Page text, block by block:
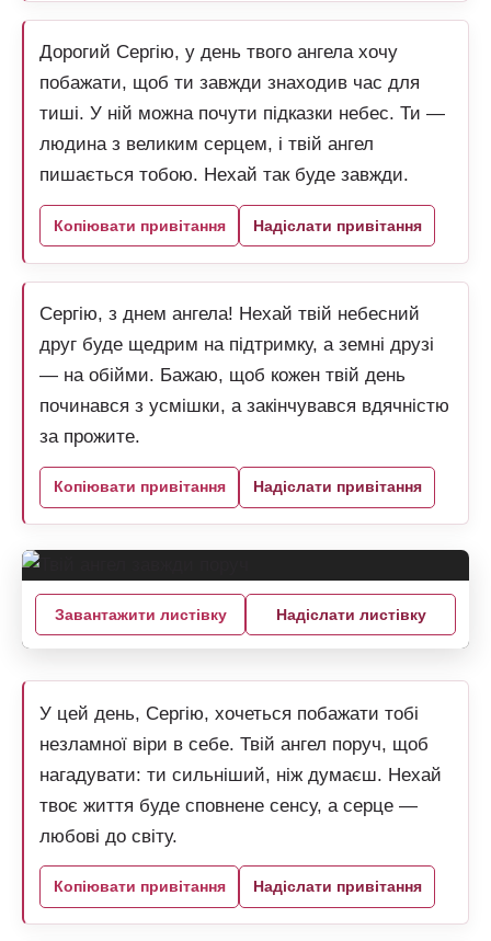
Дорогий Сергію, у день твого ангела хочу
побажати, щоб ти завжди знаходив час для
тиші. У ній можна почути підказки небес. Ти —
людина з великим серцем, і твій ангел
пишається тобою. Нехай так буде завжди.
Копіювати привітання Надіслати привітання
Сергію, з днем ангела! Нехай твій небесний
друг буде щедрим на підтримку, а земні друзі
— на обійми. Бажаю, щоб кожен твій день
починався з усмішки, а закінчувався вдячністю
за прожите.
Копіювати привітання Надіслати привітання
Завантажити листівку Надіслати листівку
У цей день, Сергію, хочеться побажати тобі
незламної віри в себе. Твій ангел поруч, щоб
нагадувати: ти сильніший, ніж думаєш. Нехай
твоє життя буде сповнене сенсу, а серце —
любові до світу.
Копіювати привітання Надіслати привітання